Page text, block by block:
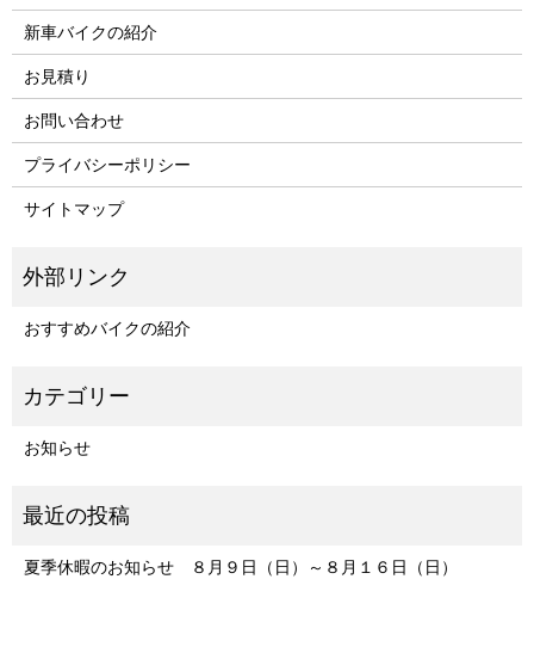
新車バイクの紹介
お見積り
お問い合わせ
プライバシーポリシー
サイトマップ
おすすめバイクの紹介
お知らせ
夏季休暇のお知らせ ８月９日（日）～８月１６日（日）